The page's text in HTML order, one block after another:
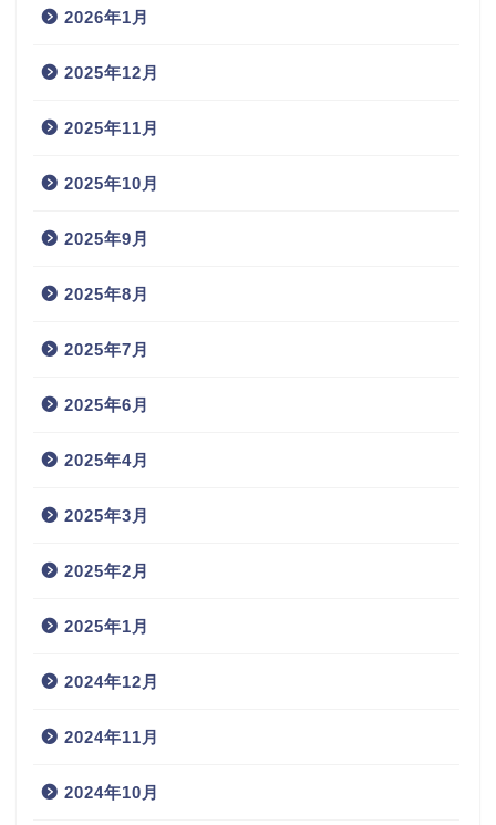
2026年1月
2025年12月
2025年11月
2025年10月
2025年9月
2025年8月
2025年7月
2025年6月
2025年4月
2025年3月
2025年2月
2025年1月
2024年12月
2024年11月
2024年10月